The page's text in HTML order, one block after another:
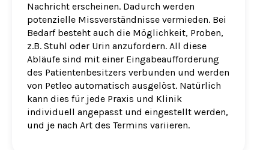
Nachricht erscheinen. Dadurch werden
potenzielle Missverständnisse vermieden. Bei
Bedarf besteht auch die Möglichkeit, Proben,
z.B. Stuhl oder Urin anzufordern. All diese
Abläufe sind mit einer Eingabeaufforderung
des Patientenbesitzers verbunden und werden
von Petleo automatisch ausgelöst. Natürlich
kann dies für jede Praxis und Klinik
individuell angepasst und eingestellt werden,
und je nach Art des Termins variieren.